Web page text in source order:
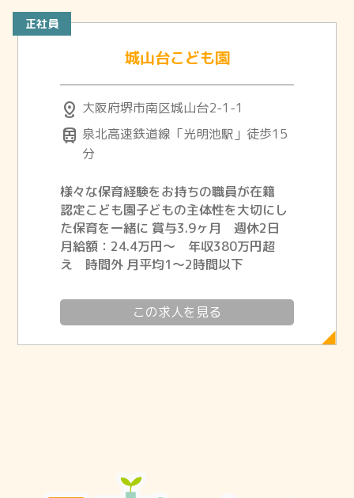
正社員
城山台こども園
distance 大阪府堺市南区城山台2-1-1
train 泉北高速鉄道線「光明池駅」徒歩15
分
様々な保育経験をお持ちの職員が在籍
認定こども園子どもの主体性を大切にし
た保育を一緒に 賞与3.9ヶ月 週休2日
月給額：24.4万円～ 年収380万円超
え 時間外 月平均1～2時間以下
この求人を見る